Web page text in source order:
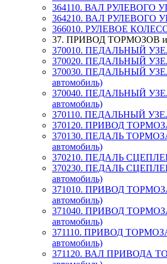
364110. ВАЛ РУЛЕВОГО
364210. ВАЛ РУЛЕВОГО
366010. РУЛЕВОЕ
37. ПРИВОД ТОРМОЗОВ
370010. ПЕДАЛЬНЫЙ
370020. ПЕДАЛЬНЫЙ
370030. ПЕДАЛЬНЫЙ
автомобиль)
370040. ПЕДАЛЬНЫЙ
автомобиль)
370110. ПЕДАЛЬНЫЙ
370120. ПРИВОД
370130. ПЕДАЛЬ
автомобиль)
370210. ПЕДАЛЬ
370230. ПЕДАЛЬ
автомобиль)
371010. ПРИВОД
автомобиль)
371040. ПРИВОД
автомобиль)
371110. ПРИВОД ТОРМОЗА
автомобиль)
371120. ВАЛ ПРИВОДА